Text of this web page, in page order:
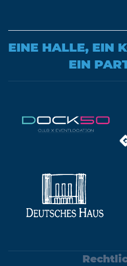
EINE HALLE, EIN
EIN